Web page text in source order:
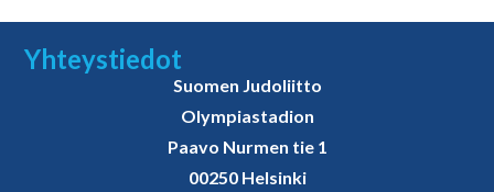
Yhteystiedot
Suomen Judoliitto
Olympiastadion
Paavo Nurmen tie 1
00250 Helsinki